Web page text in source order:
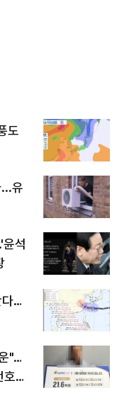
도
유
석
다…
"…
조